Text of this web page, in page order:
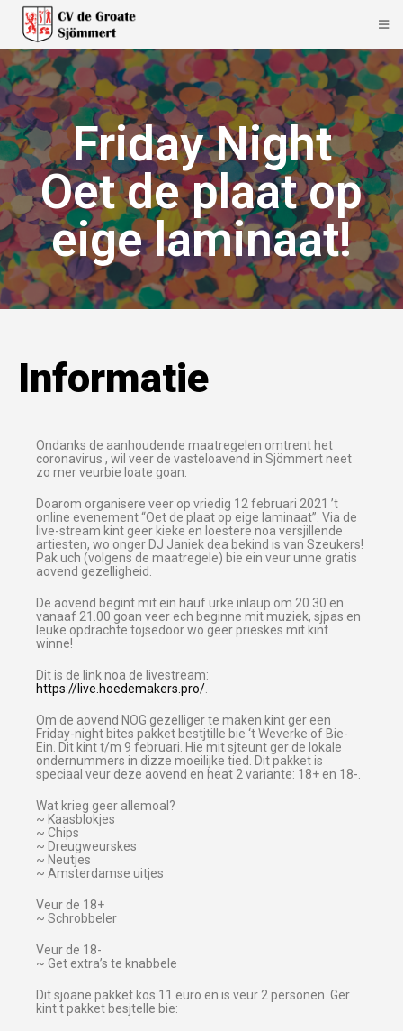
Friday Night
Oet de plaat op
eige laminaat!
Informatie
Ondanks de aanhoudende maatregelen omtrent het
coronavirus , wil veer de vasteloavend in Sjömmert neet
zo mer veurbie loate goan.
Doarom organisere veer op vriedig 12 februari 2021 ’t
online evenement “Oet de plaat op eige laminaat”. Via de
live-stream kint geer kieke en loestere noa versjillende
artiesten, wo onger DJ Janiek dea bekind is van Szeukers!
Pak uch (volgens de maatregele) bie ein veur unne gratis
aovend gezelligheid.
De aovend begint mit ein hauf urke inlaup om 20.30 en
vanaaf 21.00 goan veer ech beginne mit muziek, sjpas en
leuke opdrachte töjsedoor wo geer prieskes mit kint
winne!
Dit is de link noa de livestream:
https://live.hoedemakers.pro/
Om de aovend NOG gezelliger te maken kint ger een
Friday-night bites pakket bestjtille bie ‘t Weverke of Bie-
Ein. Dit kint t/m 9 februari. Hie mit sjteunt ger de lokale
ondernummers in dizze moeilijke tied. Dit pakket is
speciaal veur deze aovend en heat 2 variante: 18+ en 18-.
Wat krieg geer allemoal?
~ Kaasblokjes
~ Chips
~ Dreugweurskes
~ Neutjes
~ Amsterdamse uitjes
Veur de 18+
~ Schrobbeler
Veur de 18-
~ Get extra’s te knabbele
Dit sjoane pakket kos 11 euro en is veur 2 personen. Ger
kint t pakket besjtelle bie: